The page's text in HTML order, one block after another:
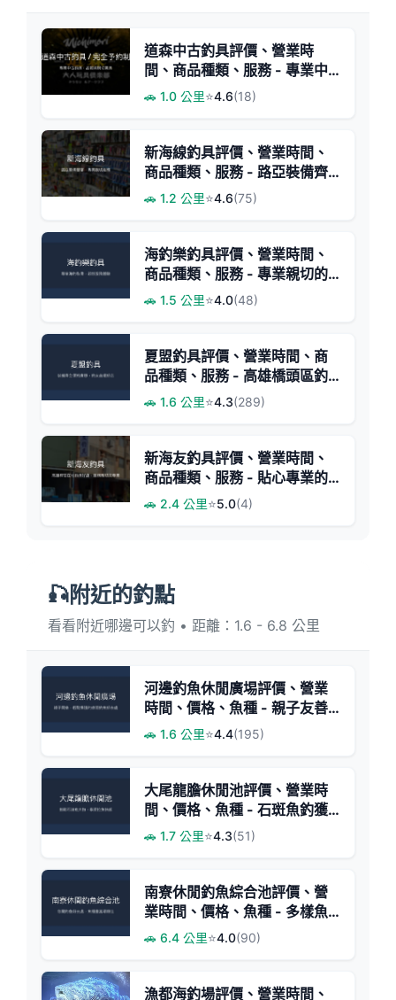
道森中古釣具評價、營業時
間、商品種類、服務 - 專業中
古釣具工作室
🚗 1.0 公里⭐4.6(18)
新海線釣具評價、營業時間、
商品種類、服務 - 路亞裝備齊
全專業推薦
🚗 1.2 公里⭐4.6(75)
海釣樂釣具評價、營業時間、
商品種類、服務 - 專業親切的
海釣裝備店
🚗 1.5 公里⭐4.0(48)
夏盟釣具評價、營業時間、商
品種類、服務 - 高雄橋頭區釣
具專賣
🚗 1.6 公里⭐4.3(289)
新海友釣具評價、營業時間、
商品種類、服務 - 貼心專業的
在地釣具店
🚗 2.4 公里⭐5.0(4)
🎣附近的釣點
看看附近哪邊可以釣 • 距離：1.6 - 6.8 公里
河邊釣魚休閒廣埸評價、營業
時間、價格、魚種 - 親子友善
休閒釣魚場
🚗 1.6 公里⭐4.4(195)
大尾龍膽休閒池評價、營業時
間、價格、魚種 - 石斑魚釣獲
樂園
🚗 1.7 公里⭐4.3(51)
南寮休閒釣魚綜合池評價、營
業時間、價格、魚種 - 多樣魚
種與舒適環境
🚗 6.4 公里⭐4.0(90)
漁都海釣場評價、營業時間、